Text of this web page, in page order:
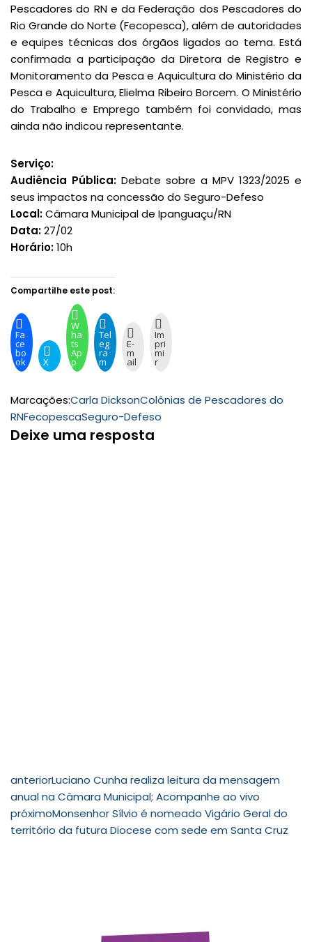
Pescadores do RN e da Federação dos Pescadores do
Rio Grande do Norte (Fecopesca), além de autoridades
e equipes técnicas dos órgãos ligados ao tema. Está
confirmada a participação da Diretora de Registro e
Monitoramento da Pesca e Aquicultura do Ministério da
Pesca e Aquicultura, Elielma Ribeiro Borcem. O Ministério
do Trabalho e Emprego também foi convidado, mas
ainda não indicou representante.
Serviço:
Audiência Pública: Debate sobre a MPV 1323/2025 e
seus impactos na concessão do Seguro-Defeso
Local:Câmara Municipal de Ipanguaçu/RN
Data:27/02
Horário:10h
Compartilhe este post:
Fa
ce
bo
ok X
W
ha
ts
Ap
p
Tel
eg
ra
m
E-
m
ail
Im
pri
mi
r
Marcações:Carla DicksonColônias de Pescadores do
RNFecopescaSeguro-Defeso
Deixe uma resposta
anteriorLuciano Cunha realiza leitura da mensagem
anual na Câmara Municipal; Acompanhe ao vivo
próximoMonsenhor Sílvio é nomeado Vigário Geral do
território da futura Diocese com sede em Santa Cruz